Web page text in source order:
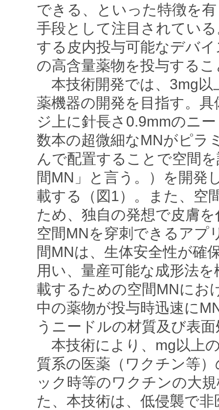
できる、といった特徴を
手段として注目されてい
する皮内投与可能なデバ
の高含量薬物を投与する
本技術開発では、3mg以
薬機器の開発を目指す。
ジ上に針長さ0.9mmのニ
数本の超微細なMNがピラ
んで配置することで空間
間MN」と言う。）を開発
載する（図1）。また、空
ため、独自の発想で皮膚
空間MNを穿刺できるアプ
間MNは、生体安全性が確
用い、量産可能な成形法
載するための空間MNにお
中の薬物が投与時迅速に
うニードルの材質及び表
本技術により、mg以上
質系の医薬（ワクチン等
ック時等のワクチンの大
た、本技術は、低侵襲で